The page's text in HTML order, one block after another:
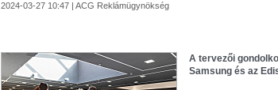
2024-03-27 10:47 | ACG Reklámügynökség
A tervezői
Samsung és az